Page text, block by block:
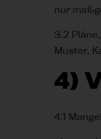
nur
3.2
Muster,
4)
4.1